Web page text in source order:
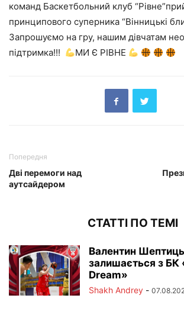
команд Баскетбольний клуб
принципового суперника “Вінницькі
Запрошуємо на гру, нашим дівчатам
підтримка!!!
МИ Є РІВНЕ
Попередня
Дві перемоги над
аутсайдером
СТАТТІ ПО ТЕМІ
Валентин
залишається з БК
Dream»
Shakh Andrey -